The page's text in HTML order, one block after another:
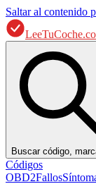
Saltar al contenido
Buscar código,
Códigos
OBD2Fallos